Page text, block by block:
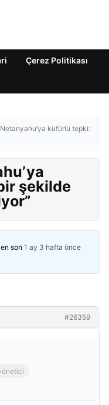
Çerez Politikası
Netanyahu’ya küfürlü tepki:
şekilde
son 1 ay 3 hafta önce
#26359